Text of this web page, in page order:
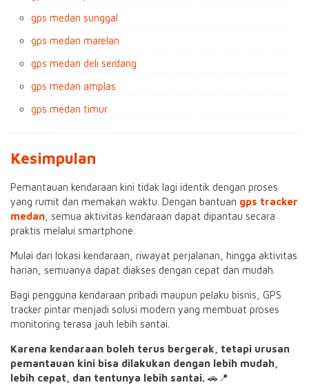
gps medan sunggal
gps medan marelan
gps medan deli serdang
gps medan amplas
gps medan timur
Kesimpulan
Pemantauan kendaraan kini tidak lagi identik dengan proses
yang rumit dan memakan waktu. Dengan bantuan gps tracker
medan , semua aktivitas kendaraan dapat dipantau secara
praktis melalui smartphone.
Mulai dari lokasi kendaraan, riwayat perjalanan, hingga aktivitas
harian, semuanya dapat diakses dengan cepat dan mudah.
Bagi pengguna kendaraan pribadi maupun pelaku bisnis, GPS
tracker pintar menjadi solusi modern yang membuat proses
monitoring terasa jauh lebih santai.
Karena kendaraan boleh terus bergerak, tetapi urusan
pemantauan kini bisa dilakukan dengan lebih mudah,
lebih cepat, dan tentunya lebih santai. 🚗📍